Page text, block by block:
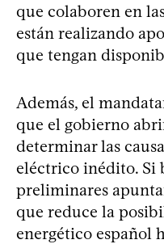
que colaboren en
están realizando
que tengan
Además, el
que el gobierno
determinar las
eléctrico inédito. Si
preliminares
que reduce la
energético español